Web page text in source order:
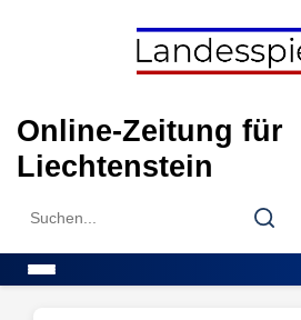
Online-Zeitung für
Liechtenstein
Search
Search